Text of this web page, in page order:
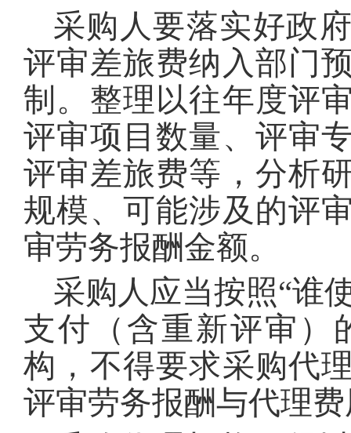
采购人要落实好政
评审差旅费纳入部门
制。整理以往年度评
评审项目数量、评审
评审差旅费等，分析
规模、可能涉及的评
审劳务报酬金额。
采购人应当按照“谁
支付（含重新评审）
构，不得要求采购代
评审劳务报酬与代理